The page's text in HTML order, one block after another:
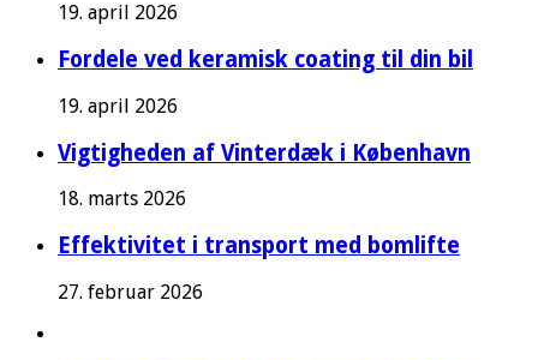
19. april 2026
Fordele ved keramisk coating til din bil
19. april 2026
Vigtigheden af Vinterdæk i København
18. marts 2026
Effektivitet i transport med bomlifte
27. februar 2026